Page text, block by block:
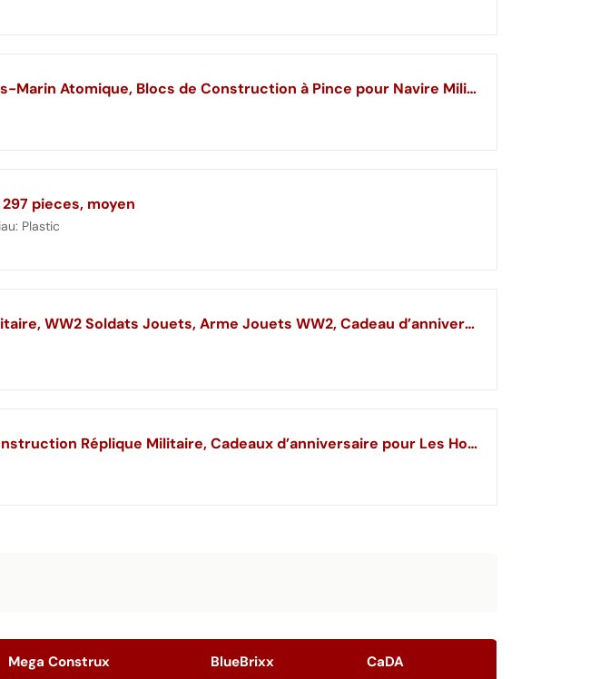
JMBricklayer 61505 Ensemble de Blocs de Construction de sous-Marin Atomique, Blocs de Construction à Pince pour Navire Militaire, kit de modèle de sous-Marin avec Construction réelle
pieces, moyen
Plastic
Felicify Soldat Militaire Jouet, Kit de Jouet Militaire, Figurine Militaire, WW2 Soldats Jouets, Arme Jouets WW2, Cadeau d’anniversaire pour Fans (A)
Sosuy 1:1 Revolver M500 Couteau Papillon Set de Briques de Construction Réplique Militaire, Cadeaux d’anniversaire pour Les Hommes Enfants âge 8 +, Collection de Briques Militaires, 522 pièces
Mega Construx BlueBrixx CaDA